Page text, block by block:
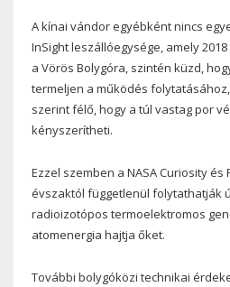
A kínai vándor egyébként nincs
InSight leszállóegysége, amely
a Vörös Bolygóra, szintén küzd,
termeljen a működés
szerint félő, hogy a túl vastag por
kényszerítheti.
Ezzel szemben a NASA Curiosity
évszaktól függetlenül folytathatják
radioizotópos termoelektromos
atomenergia hajtja őket.
További bolygóközi technikai